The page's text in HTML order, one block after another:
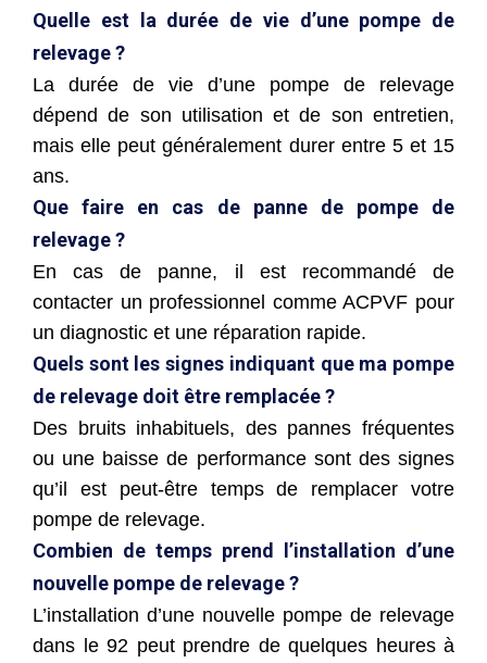
Quelle est la durée de vie d’une pompe de
relevage ?
La durée de vie d’une pompe de relevage
dépend de son utilisation et de son entretien,
mais elle peut généralement durer entre 5 et 15
ans.
Que faire en cas de panne de pompe de
relevage ?
En cas de panne, il est recommandé de
contacter un professionnel comme ACPVF pour
un diagnostic et une réparation rapide.
Quels sont les signes indiquant que ma pompe
de relevage doit être remplacée ?
Des bruits inhabituels, des pannes fréquentes
ou une baisse de performance sont des signes
qu’il est peut-être temps de remplacer votre
pompe de relevage.
Combien de temps prend l’installation d’une
nouvelle pompe de relevage ?
L’installation d’une nouvelle pompe de relevage
dans le 92 peut prendre de quelques heures à